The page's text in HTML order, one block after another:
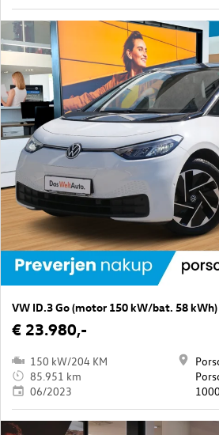
VW ID.3 Go (motor 150 kW/bat. 58 kWh)
€ 23.980,-
150 kW/204 KM
85.951 km
06/2023